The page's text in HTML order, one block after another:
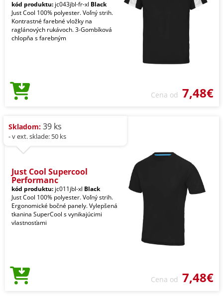
kód produktu: jc043jbl-fr-xl Black
Just Cool 100% polyester. Voľný strih.
Kontrastné farebné vložky na
raglánových rukávoch. 3-Gombíková
chlopňa s farebným
Cena od 7,48€
Skladom: 39 ks
- v ext. sklade: 50 ks
Just Cool Supercool
Performanc
kód produktu: jc011jbl-xl Black
Just Cool 100% polyester. Voľný strih.
Ergonomické bočné panely. Vylepšená
tkanina SuperCool s vynikajúcimi
vlastnosťami
Cena od 7,48€